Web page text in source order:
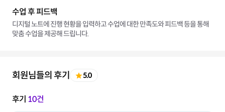
수업 후 피드백
디지털 노트에 진행 현황을 입력하고 수업에 대한 만족도와 피드백 등을 통해
맞춤 수업을 제공해 드립니다.
회원님들의 후기 5.0
후기 10건